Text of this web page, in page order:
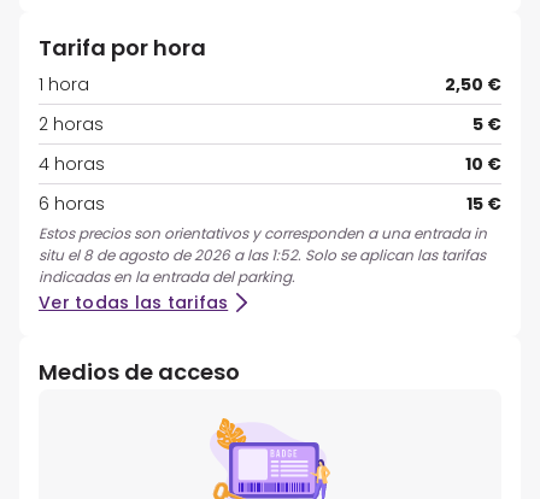
Tarifa por hora
1 hora
2,50 €
2 horas
5 €
4 horas
10 €
6 horas
15 €
Estos precios son orientativos y corresponden a una entrada in
situ el 8 de agosto de 2026 a las 1:52. Solo se aplican las tarifas
indicadas en la entrada del parking.
Ver todas las tarifas
Medios de acceso